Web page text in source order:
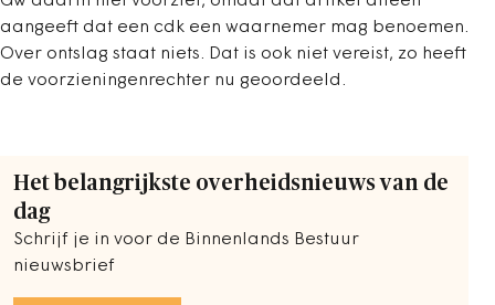
aangeeft dat een cdk een waarnemer mag benoemen.
Over ontslag staat niets. Dat is ook niet vereist, zo heeft
de voorzieningenrechter nu geoordeeld.
Het belangrijkste overheidsnieuws van de
dag
Schrijf je in voor de Binnenlands Bestuur
nieuwsbrief